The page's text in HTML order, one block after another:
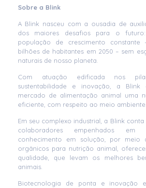
Sobre a Blink
A Blink nasceu com a ousadia de
dos maiores desafios para o
população de crescimento
bilhões de habitantes em 2050 – sem
naturais de nosso planeta.
Com atuação edificada nos
sustentabilidade e inovação, a
mercado de alimentação animal uma
eficiente, com respeito ao meio ambiente.
Em seu complexo industrial, a Blink
colaboradores empenhados em
conhecimento em solução, por meio
orgânicos para nutrição animal,
qualidade, que levam os melhores
animais.
Biotecnologia de ponta e inovação